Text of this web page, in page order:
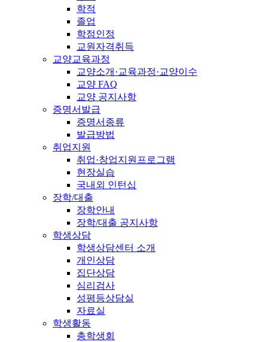
학적
졸업
학점인정
교원자격취득
교양교육과정
교양소개·교육과정·교양이수
교양 FAQ
교양 공지사항
증명서발급
증명서종류
발급방법
취업지원
취업·창업지원프로그램
현장실습
국내외 인턴십
장학/대출
장학안내
장학/대출 공지사항
학생상담
학생상담센터 소개
개인상담
집단상담
심리검사
성평등상담실
자료실
학생활동
총학생회